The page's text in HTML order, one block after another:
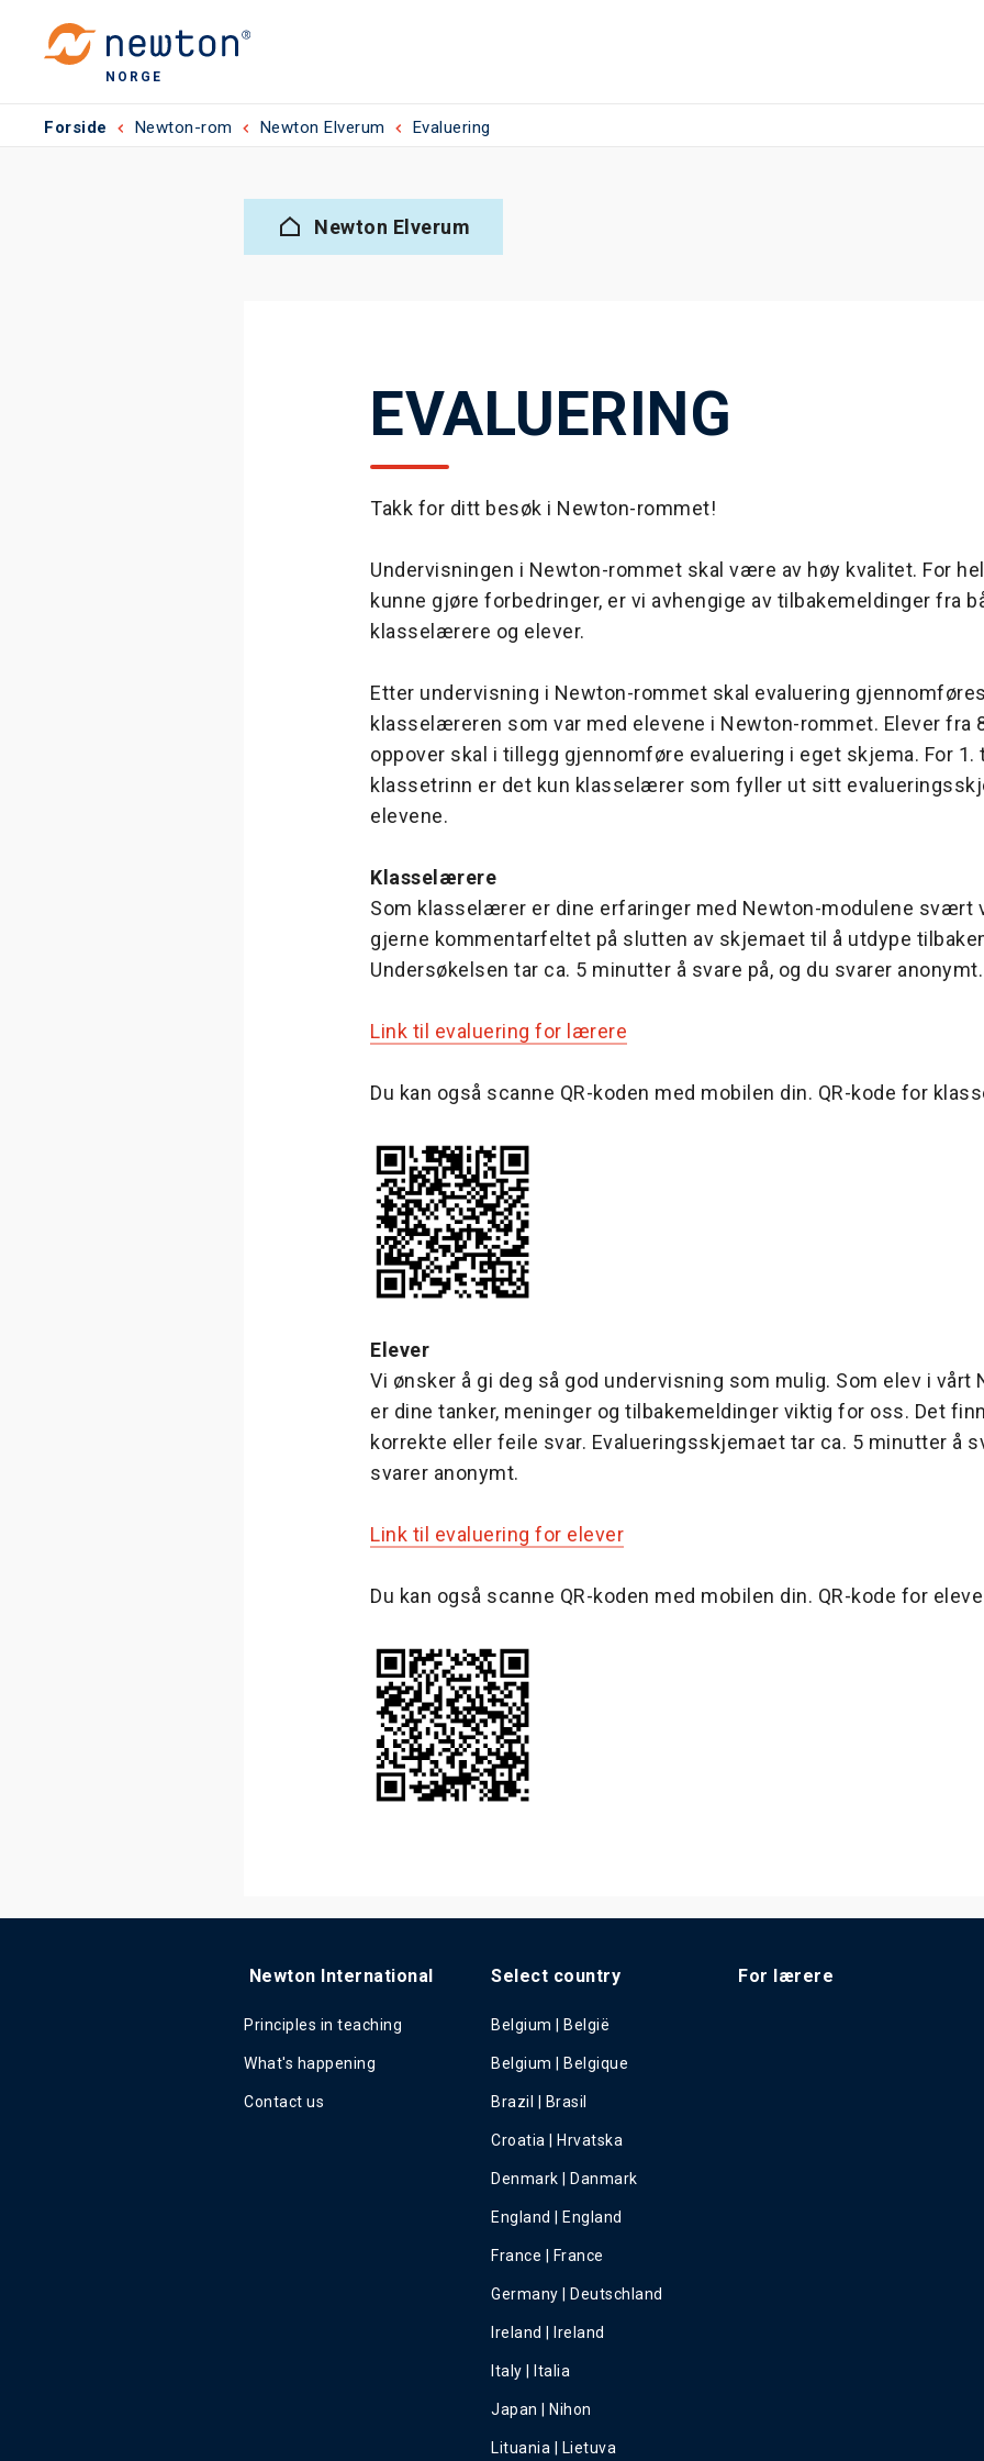
NORGE
Forside Newton-rom Newton Elverum Evaluering
Newton Elverum
EVALUERING
Takk for ditt besøk i Newton-rommet!
Undervisningen i Newton-rommet skal være av høy kvalitet. For
kunne gjøre forbedringer, er vi avhengige av tilbakemeldinger fra
klasselærere og elever.
Etter undervisning i Newton-rommet skal evaluering
klasselæreren som var med elevene i Newton-rommet. Elever fra
oppover skal i tillegg gjennomføre evaluering i eget skjema. For 1.
klassetrinn er det kun klasselærer som fyller ut sitt
elevene.
Klasselærere
Som klasselærer er dine erfaringer med Newton-modulene svært
gjerne kommentarfeltet på slutten av skjemaet til å utdype
Undersøkelsen tar ca. 5 minutter å svare på, og du svarer
Link til evaluering for lærere
Du kan også scanne QR-koden med mobilen din. QR-kode for
Elever
Vi ønsker å gi deg så god undervisning som mulig. Som elev i vårt
er dine tanker, meninger og tilbakemeldinger viktig for oss. Det
korrekte eller feile svar. Evalueringsskjemaet tar ca. 5 minutter å
svarer anonymt.
Link til evaluering for elever
Du kan også scanne QR-koden med mobilen din. QR-kode for
Newton International
Principles in teaching
What's happening
Contact us
Select country
Belgium | België
Belgium | Belgique
Brazil | Brasil
Croatia | Hrvatska
Denmark | Danmark
England | England
France | France
Germany | Deutschland
Ireland | Ireland
Italy | Italia
Japan | Nihon
Lituania | Lietuva
For lærere